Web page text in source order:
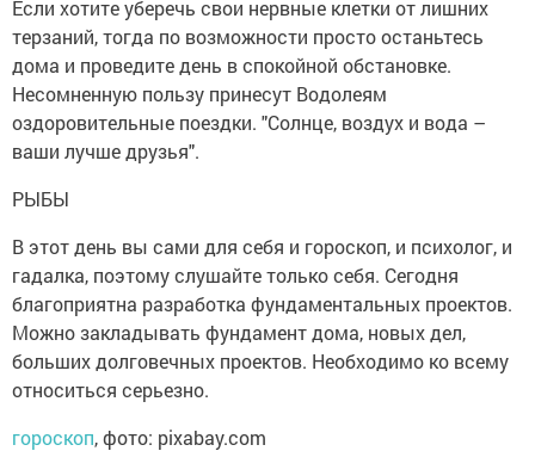
Если хотите уберечь свои нервные клетки от лишних
терзаний, тогда по возможности просто останьтесь
дома и проведите день в спокойной обстановке.
Несомненную пользу принесут Водолеям
оздоровительные поездки. "Солнце, воздух и вода –
ваши лучше друзья".
РЫБЫ
В этот день вы сами для себя и гороскоп, и психолог, и
гадалка, поэтому слушайте только себя. Сегодня
благоприятна разработка фундаментальных проектов.
Можно закладывать фундамент дома, новых дел,
больших долговечных проектов. Необходимо ко всему
относиться серьезно.
гороскоп, фото: pixabay.com